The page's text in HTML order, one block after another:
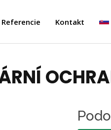
Referencie Kontakt